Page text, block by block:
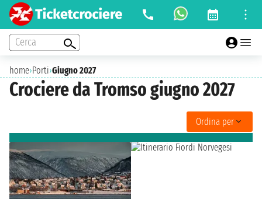
Cerca
home›Porti›Giugno 2027
Crociere da Tromso giugno 2027
Ordina per